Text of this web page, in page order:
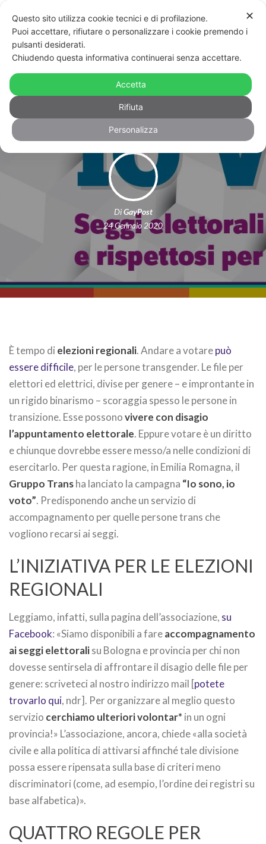
Elezioni regionali in Emilia Romagna:
al via la campagna “Io sono, io voto”
DiGayPost
24 Gennaio 2020
È tempo di elezioni regionali. Andare a votarepuò
essere difficile, per le persone transgender. Le file per
elettori ed elettrici, divise per genere – e improntante in
un rigido binarismo – scoraggia spesso le persone in
transizione. Esse possonovivere con disagio
l’appuntamento elettorale. Eppure votare è un diritto
e chiunque dovrebbe essere messo/a nelle condizioni di
esercitarlo. Per questa ragione, in Emilia Romagna, il
Gruppo Transha lanciato la campagna “Io sono, io
voto”. Predisponendo anche un servizio di
accompagnamento per quelle persone trans che
vogliono recarsi ai seggi.
L’INIZIATIVA PER LE ELEZIONI
REGIONALI
Leggiamo, infatti, sulla pagina dell’associazione, su
Facebook: «Siamo disponibili a fareaccompagnamento
ai seggi elettoralisu Bologna e provincia per chi non
dovesse sentirsela di affrontare il disagio delle file per
genere: scriveteci al nostro indirizzo mail [potete
trovarlo qui, ndr]. Per organizzare al meglio questo
servizio cerchiamo ulteriori volontar* in un ogni
provincia!» L’associazione, ancora, chiede «alla società
civile e alla politica di attivarsi affinché tale divisione
possa essere ripensata sulla base di criteri meno
discriminatori (come, ad esempio, l’ordine dei registri su
base alfabetica)».
QUATTRO REGOLE PER
✕
Questo sito utilizza cookie tecnici e di profilazione.
Puoi accettare, rifiutare o personalizzare i cookie premendo i
pulsanti desiderati.
Chiudendo questa informativa continuerai senza accettare.
Accetta
Rifiuta
Personalizza